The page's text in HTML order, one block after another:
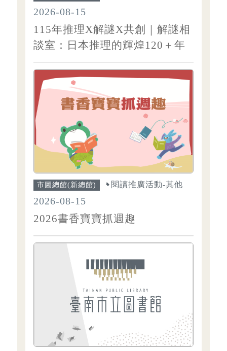
2026-08-15
115年推理X解謎X共創｜解謎相
談室：日本推理的輝煌120＋年
市圖總館(新總館) 閱讀推廣活動-其他
2026-08-15
2026書香寶寶抓週趣